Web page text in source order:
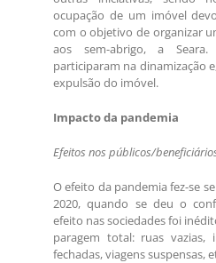
ocupação de um imóvel
com o objetivo de organizar
aos sem-abrigo, a
participaram na dinamização
expulsão do imóvel.
Impacto da pandemia
Efeitos nos públicos/
O efeito da pandemia fez-se
2020, quando se deu o
efeito nas sociedades foi
paragem total: ruas vazias,
fechadas, viagens suspensas,